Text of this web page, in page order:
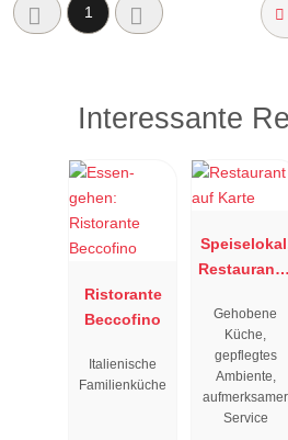
1
Interessante
Ristorante
Beccofino
Italienische
Familienküche
Restaurant "
"
Gehobene
Küche,
gepflegtes
Ambiente,
aufmerksamer
Service